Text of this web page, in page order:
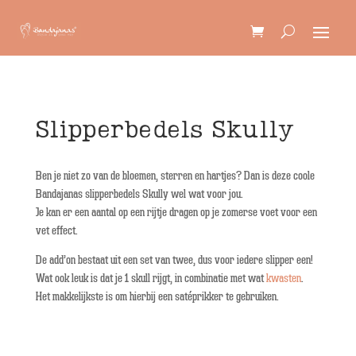
Slipperbedels Skully
Ben je niet zo van de bloemen, sterren en hartjes? Dan is deze coole
Bandajanas slipperbedels Skully wel wat voor jou.
Je kan er een aantal op een rijtje dragen op je zomerse voet voor een
vet effect.
De add’on bestaat uit een set van twee, dus voor iedere slipper een!
Wat ook leuk is dat je 1 skull rijgt, in combinatie met watkwasten.
Het makkelijkste is om hierbij een satéprikker te gebruiken.